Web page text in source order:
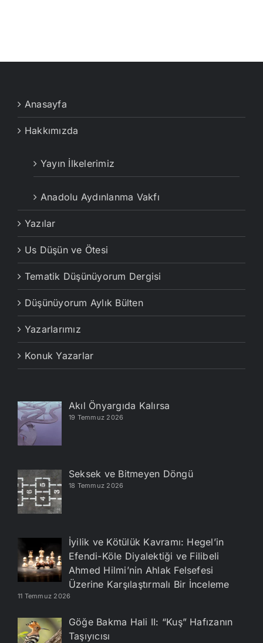
Anasayfa
Hakkımızda
Yayın İlkelerimiz
Anadolu Aydınlanma Vakfı
Yazılar
Us Düşün ve Ötesi
Tematik Düşünüyorum Dergisi
Düşünüyorum Aylık Bülten
Yazarlarımız
Konuk Yazarlar
Akıl Önyargıda Kalırsa
19 Temmuz 2026
Seksek ve Bitmeyen Döngü
18 Temmuz 2026
İyilik ve Kötülük Kavramı: Hegel’in
Efendi-Köle Diyalektiği ve Filibeli
Ahmed Hilmi’nin Ahlak Felsefesi
Üzerine Karşılaştırmalı Bir İnceleme
11 Temmuz 2026
Göğe Bakma Hali II: “Kuş” Hafızanın
Taşıyıcısı